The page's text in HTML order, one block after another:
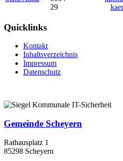
29
Quicklinks
Kontakt
Inhaltsverzeichnis
Impressum
Datenschutz
Gemeinde Scheyern
Rathausplatz 1
85298 Scheyern